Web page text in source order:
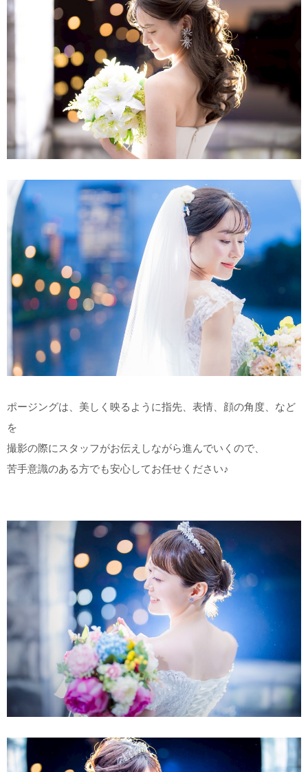
ポージングは、美しく映るように指先、表情、顔の角度、など
を
撮影の際にスタッフがお伝えしながら進んでいくので、
苦手意識のある方でも安心してお任せください♪